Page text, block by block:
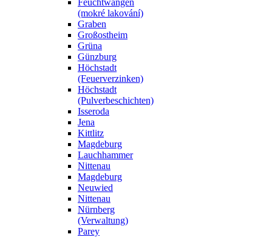
Feuchtwangen
(mokré lakování)
Graben
Großostheim
Grüna
Günzburg
Höchstadt
(Feuerverzinken)
Höchstadt
(Pulverbeschichten)
Isseroda
Jena
Kittlitz
Magdeburg
Lauchhammer
Nittenau
Magdeburg
Neuwied
Nittenau
Nürnberg
(Verwaltung)
Parey